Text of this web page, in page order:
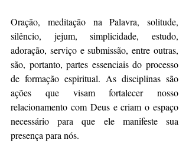
Oração, meditação na Palavra, solitude,
silêncio, jejum, simplicidade, estudo,
adoração, serviço e submissão, entre outras,
são, portanto, partes essenciais do processo
de formação espiritual. As disciplinas são
ações que visam fortalecer nosso
relacionamento com Deus e criam o espaço
necessário para que ele manifeste sua
presença para nós.